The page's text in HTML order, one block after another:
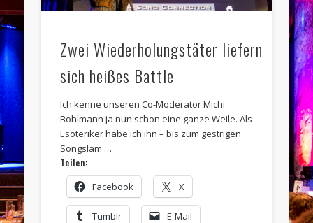
Zwei Wiederholungstäter liefern
sich heißes Battle
Ich kenne unseren Co-Moderator Michi
Bohlmann ja nun schon eine ganze Weile. Als
Esoteriker habe ich ihn – bis zum gestrigen
Songslam …
Teilen:
Facebook X
Tumblr E-Mail